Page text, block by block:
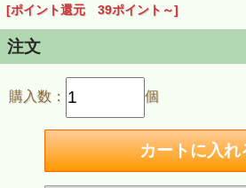
[ポイント還元 39ポイント～]
注文
購入数： 個